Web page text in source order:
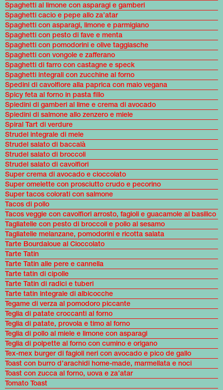
Spaghetti al limone con asparagi e gamberi
Spaghetti cacio e pepe allo za’atar
Spaghetti con asparagi, limone e parmigiano
Spaghetti con pesto di fave e menta
Spaghetti con pomodorini e olive taggiasche
Spaghetti con vongole e zafferano
Spaghetti di farro con castagne e speck
Spaghetti integrali con zucchine al forno
Spedini di cavolfiore alla paprica con maio vegana
Spicy feta al forno in pasta fillo
Spiedini di gamberi al lime e crema di avocado
Spiedini di salmone allo zenzero e miele
Spiral Tart di verdure
Strudel integrale di mele
Strudel salato di baccalà
Strudel salato di broccoli
Strudel salato di cavolfiori
Super crema di avocado e cioccolato
Super omelette con prosciutto crudo e pecorino
Super tacos colorati con salmone
Tacos di pollo
Tacos veggie con cavolfiori arrosto, fagioli e guacamole al basilico
Tagliatelle con pesto di broccoli e pollo al sesamo
Tagliatelle melanzane, pomodorini e ricotta salata
Tarte Bourdaloue al Cioccolato
Tarte Tatin
Tarte Tatin alle pere e cannella
Tarte tatin di cipolle
Tarte Tatin di radici e tuberi
Tarte tatin integrale di albicocche
Tegame di verza al pomodoro piccante
Teglia di patate croccanti al forno
Teglia di patate, provola e timo al forno
Teglia di pollo al miele e limone con asparagi
Teglia di polpette al forno con cumino e origano
Tex-mex burger di fagioli neri con avocado e pico de gallo
Toast con burro d’arachidi home-made, marmellata e noci
Toast con zucca al forno, uova e za’atar
Tomato Toast